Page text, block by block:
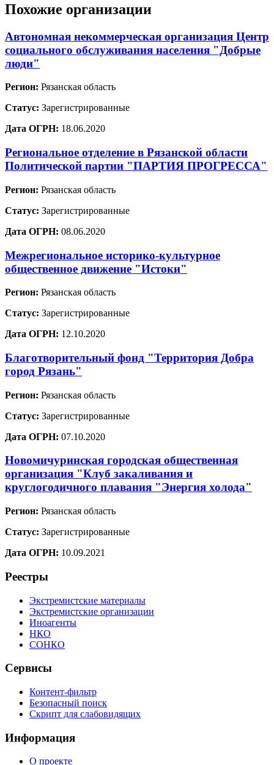
Похожие организации
Автономная некоммерческая организация Центр
социального обслуживания населения "Добрые
люди"
Регион: Рязанская область
Статус: Зарегистрированные
Дата ОГРН: 18.06.2020
Региональное отделение в Рязанской области
Политической партии "ПАРТИЯ ПРОГРЕССА"
Регион: Рязанская область
Статус: Зарегистрированные
Дата ОГРН: 08.06.2020
Межрегиональное историко-культурное
общественное движение "Истоки"
Регион: Рязанская область
Статус: Зарегистрированные
Дата ОГРН: 12.10.2020
Благотворительный фонд "Территория Добра
город Рязань"
Регион: Рязанская область
Статус: Зарегистрированные
Дата ОГРН: 07.10.2020
Новомичуринская городская общественная
организация "Клуб закаливания и
круглогодичного плавания "Энергия холода"
Регион: Рязанская область
Статус: Зарегистрированные
Дата ОГРН: 10.09.2021
Реестры
Экстремистские материалы
Экстремистские организации
Иноагенты
НКО
СОНКО
Сервисы
Контент-фильтр
Безопасный поиск
Скрипт для слабовидящих
Информация
О проекте